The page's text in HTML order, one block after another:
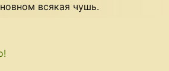
всякая чушь.